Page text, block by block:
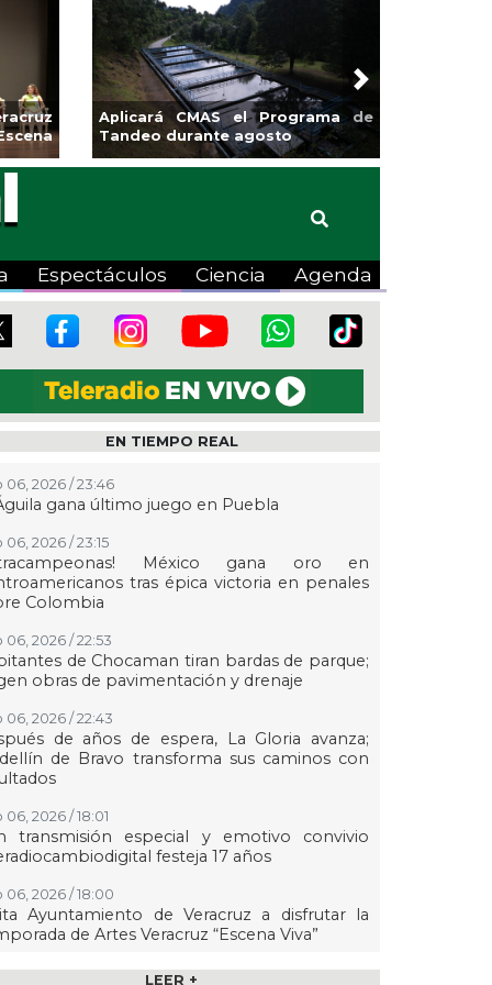
Aplicará CMAS el Programa de
Tandeo durante agosto
Next
Espectáculos Ciencia Agenda
EN TIEMPO REAL
06, 2026 / 23:46
gana último juego en Puebla
06, 2026 / 23:15
México gana oro en
tras épica victoria en penales
Colombia
06, 2026 / 22:53
de Chocaman tiran bardas de parque;
obras de pavimentación y drenaje
06, 2026 / 22:43
de años de espera, La Gloria avanza;
de Bravo transforma sus caminos con
06, 2026 / 18:01
transmisión especial y emotivo convivio
festeja 17 años
06, 2026 / 18:00
Ayuntamiento de Veracruz a disfrutar la
de Artes Veracruz “Escena Viva”
06, 2026 / 16:56 LEER +